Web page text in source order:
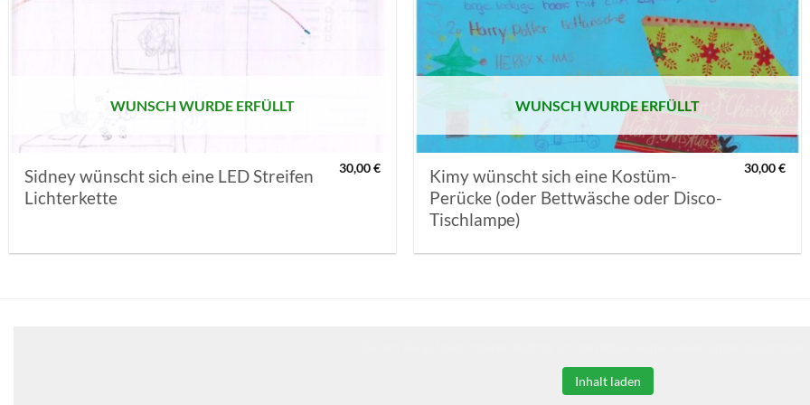
MERKLISTE
WUNSCH WURDE ERFÜLLT
Sidney wünscht sich eine LED Streifen
Lichterkette
30,00€
MERKLISTE
SETZEN
WUNSCH WURDE ERFÜLLT
Kimy wünscht sich eine Kostüm-
Perücke (oder Bettwäsche oder Disco-
Tischlampe)
30,00€
Inhalt laden